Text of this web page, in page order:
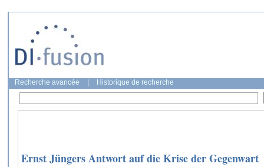
Recherche avancée Historique de recherche
Ernst Jüngers Antwort auf die Krise der Gegenwart